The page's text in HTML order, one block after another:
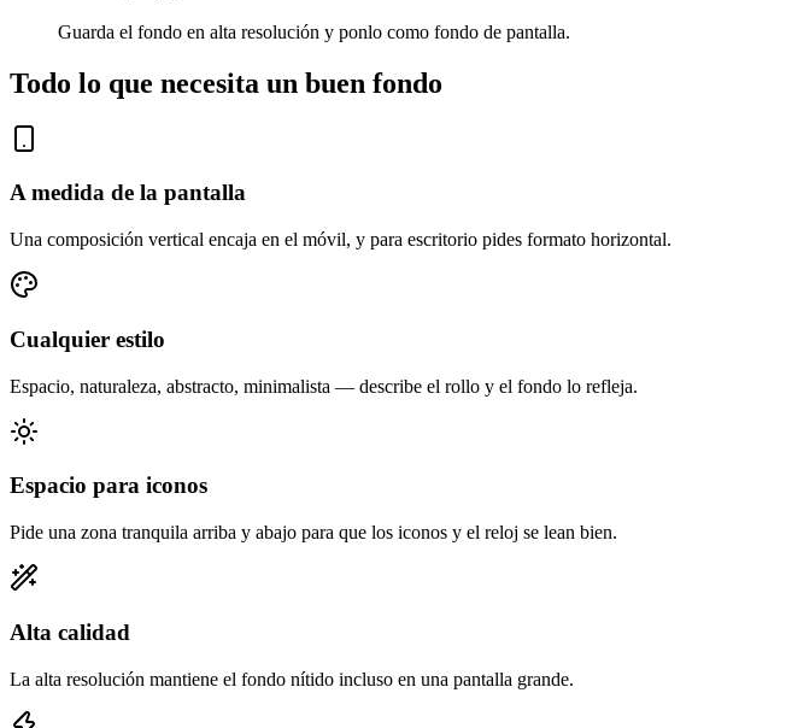
Guarda el fondo en alta resolución y ponlo como fondo de pantalla.
Todo lo que necesita un buen fondo
A medida de la pantalla
Una composición vertical encaja en el móvil, y para escritorio pides formato horizontal.
Cualquier estilo
Espacio, naturaleza, abstracto, minimalista — describe el rollo y el fondo lo refleja.
Espacio para iconos
Pide una zona tranquila arriba y abajo para que los iconos y el reloj se lean bien.
Alta calidad
La alta resolución mantiene el fondo nítido incluso en una pantalla grande.